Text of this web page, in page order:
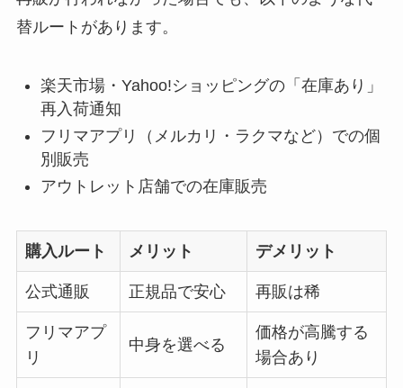
替ルートがあります。
楽天市場・Yahoo!ショッピングの「在庫あり」
再入荷通知
フリマアプリ（メルカリ・ラクマなど）での個
別販売
アウトレット店舗での在庫販売
購入ルート メリット デメリット
公式通販 正規品で安心 再販は稀
フリマアプ
リ
中身を選べる
価格が高騰する
場合あり